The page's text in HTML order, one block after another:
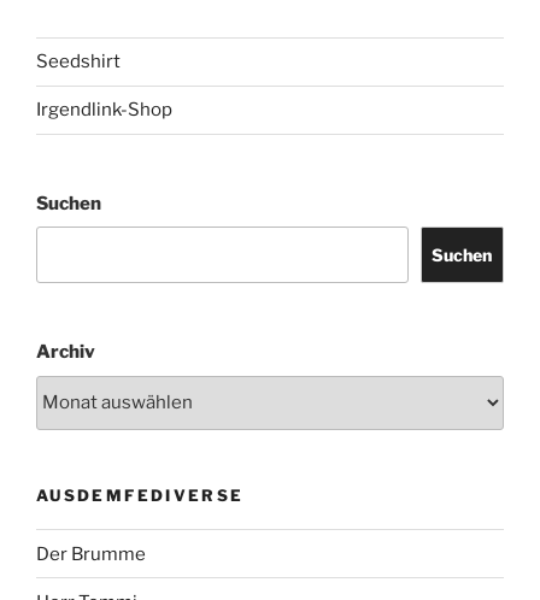
Seedshirt
Irgendlink-Shop
Suchen
Suchen
Archiv
AUSDEMFEDIVERSE
Der Brumme